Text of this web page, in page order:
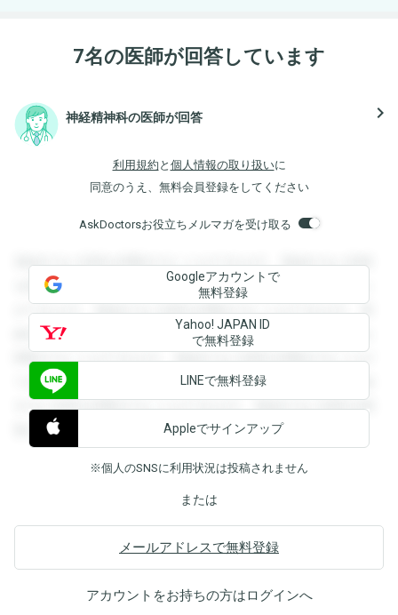
7名の医師が回答しています
神経精神科の医師が回答 navigate_next
利用規約 と 個人情報の取り扱いに
同意のうえ、無料会員登録をしてください
AskDoctorsお役立ちメルマガを受け取る
登録すると回答を閲覧することができます。登録すると回答
を閲覧することができます。登録すると回答を閲覧すること
ができます。登録すると回答を閲覧することができます。登
録すると回答を閲覧することができます。登録すると回答を
閲覧することができます。登録すると回答を閲覧することが
できます。登録すると回答を閲覧することができます。登録
すると回答を閲覧することができます。登録すると回答を閲
覧することができます。
Googleアカウントで
無料登録
Yahoo! JAPAN ID
で無料登録
LINEで無料登録
Appleでサインアップ
※個人のSNSに利用状況は投稿されません
または
メールアドレスで無料登録
アカウントをお持ちの方はログインへ